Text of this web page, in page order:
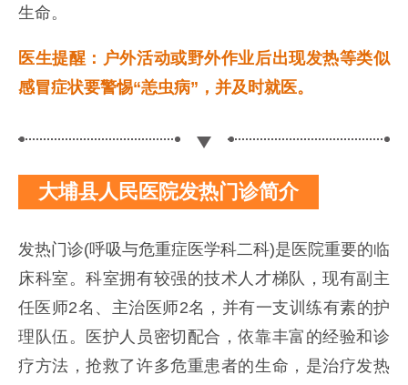
生命。
医生提醒：户外活动或野外作业后出现发热等类似
感冒症状要警惕“恙虫病”，并及时就医。
大埔县人民医院发热门诊简介
发热门诊(呼吸与危重症医学科二科)是医院重要的临
床科室。科室拥有较强的技术人才梯队，现有副主
任医师2名、主治医师2名，并有一支训练有素的护
理队伍。医护人员密切配合，依靠丰富的经验和诊
疗方法，抢救了许多危重患者的生命，是治疗发热